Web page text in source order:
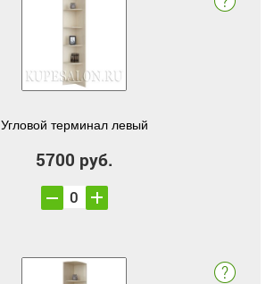
Угловой терминал левый
5700 руб.